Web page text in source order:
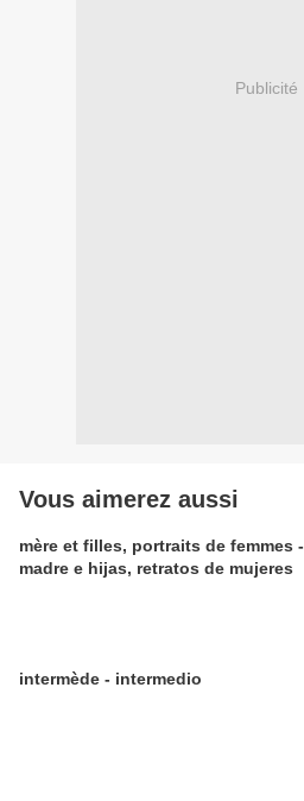
Publicité
Vous aimerez aussi
mère et filles, portraits de femmes -
madre e hijas, retratos de mujeres
intermède - intermedio